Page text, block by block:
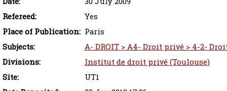
Refereed:
Yes
Place of Publication: Paris
Subjects:
A- DROIT > A4- Droit privé > 4-2-
Divisions:
Institut de droit privé (Toulouse)
Site:
UT1